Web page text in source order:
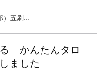
）五刷...
軽視し...
かんたんタロ
ました